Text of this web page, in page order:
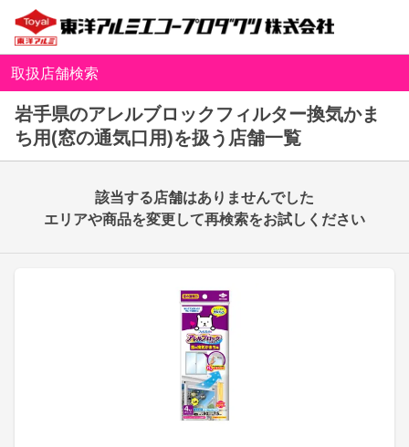
取扱店舗検索
岩手県のアレルブロックフィルター換気かま
ち用(窓の通気口用)を扱う店舗一覧
該当する店舗はありませんでした
エリアや商品を変更して再検索をお試しください